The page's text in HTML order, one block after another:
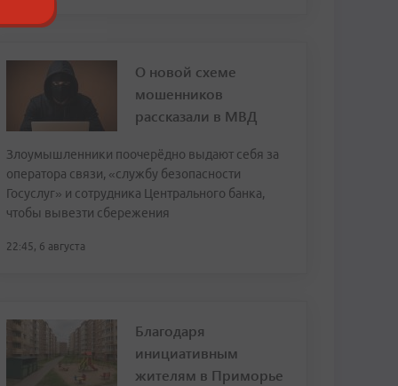
О новой схеме
мошенников
рассказали в МВД
Злоумышленники поочерёдно выдают себя за
оператора связи, «службу безопасности
Госуслуг» и сотрудника Центрального банка,
чтобы вывезти сбережения
22:45, 6 августа
Благодаря
инициативным
жителям в Приморье